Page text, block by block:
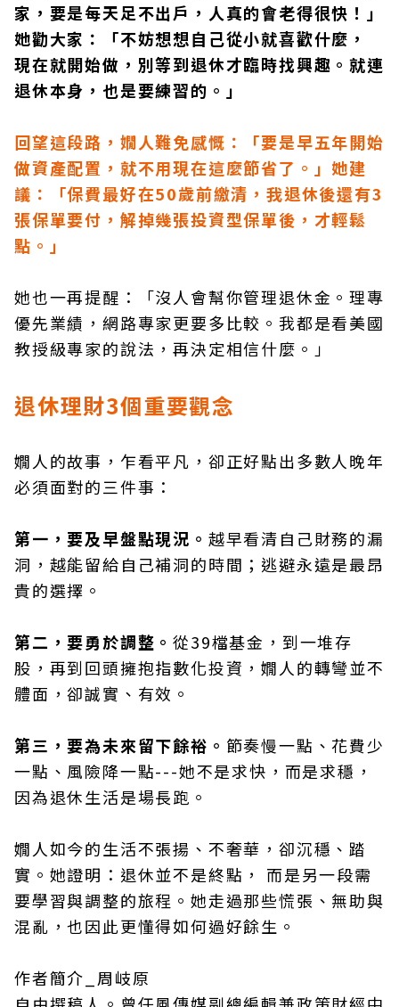
家，要是每天足不出戶，人真的會老得很快！」
她勸大家：「不妨想想自己從小就喜歡什麼，
現在就開始做，別等到退休才臨時找興趣。就連
退休本身，也是要練習的。」
回望這段路，嫺人難免感慨：「要是早五年開始
做資產配置，就不用現在這麼節省了。」她建
議：「保費最好在50歲前繳清，我退休後還有3
張保單要付，解掉幾張投資型保單後，才輕鬆
點。」
她也一再提醒：「沒人會幫你管理退休金。理專
優先業績，網路專家更要多比較。我都是看美國
教授級專家的說法，再決定相信什麼。」
退休理財3個重要觀念
嫺人的故事，乍看平凡，卻正好點出多數人晚年
必須面對的三件事：
第一，要及早盤點現況。 越早看清自己財務的漏
洞，越能留給自己補洞的時間；逃避永遠是最昂
貴的選擇。
第二，要勇於調整。從39檔基金，到一堆存
股，再到回頭擁抱指數化投資，嫺人的轉彎並不
體面，卻誠實、有效。
第三，要為未來留下餘裕。 節奏慢一點、花費少
一點、風險降一點---她不是求快，而是求穩，
因為退休生活是場長跑。
嫺人如今的生活不張揚、不奢華，卻沉穩、踏
實。她證明：退休並不是終點， 而是另一段需
要學習與調整的旅程。她走過那些慌張、無助與
混亂，也因此更懂得如何過好餘生。
作者簡介_周岐原